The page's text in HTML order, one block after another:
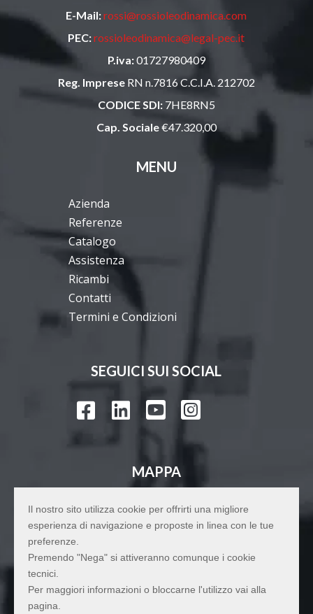
E-Mail:rossi@rossioleodinamica.com
PEC:rossioleodinamica@legal-pec.it
P.iva:01727980409
Reg. ImpreseRN n.7816 C.C.I.A. 212702
CODICE SDI: 7HE8RN5
Cap. Sociale€47.320,00
MENU
Azienda
Referenze
Catalogo
Assistenza
Ricambi
Contatti
Termini e Condizioni
SEGUICI SUI SOCIAL
   
MAPPA
Il nostro sito utilizza cookie per offrirti una migliore
esperienza di navigazione e proposte in linea con le tue
preferenze.
Premendo "Nega" si attiveranno comunque i cookie
tecnici.
Per maggiori informazioni o bloccarne l'utilizzo vai alla
pagina.